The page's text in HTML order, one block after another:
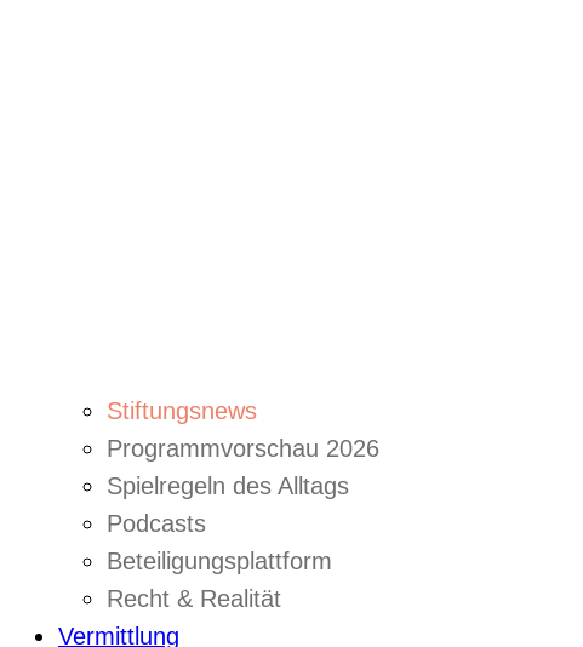
Stiftungsnews
Programmvorschau 2026
Spielregeln des Alltags
Podcasts
Beteiligungsplattform
Recht & Realität
Vermittlung